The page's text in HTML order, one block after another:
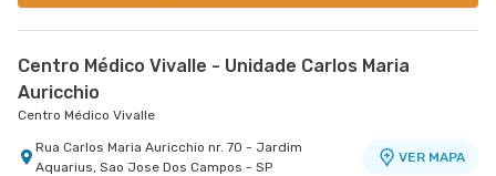
Centro Médico Vivalle - Unidade Carlos Maria
Auricchio
Centro Médico Vivalle
Rua Carlos Maria Auricchio nr. 70 - Jardim
Aquarius, Sao Jose Dos Campos - SP
VER MAPA